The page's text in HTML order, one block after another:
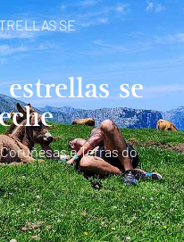
SE
se
e Terras do